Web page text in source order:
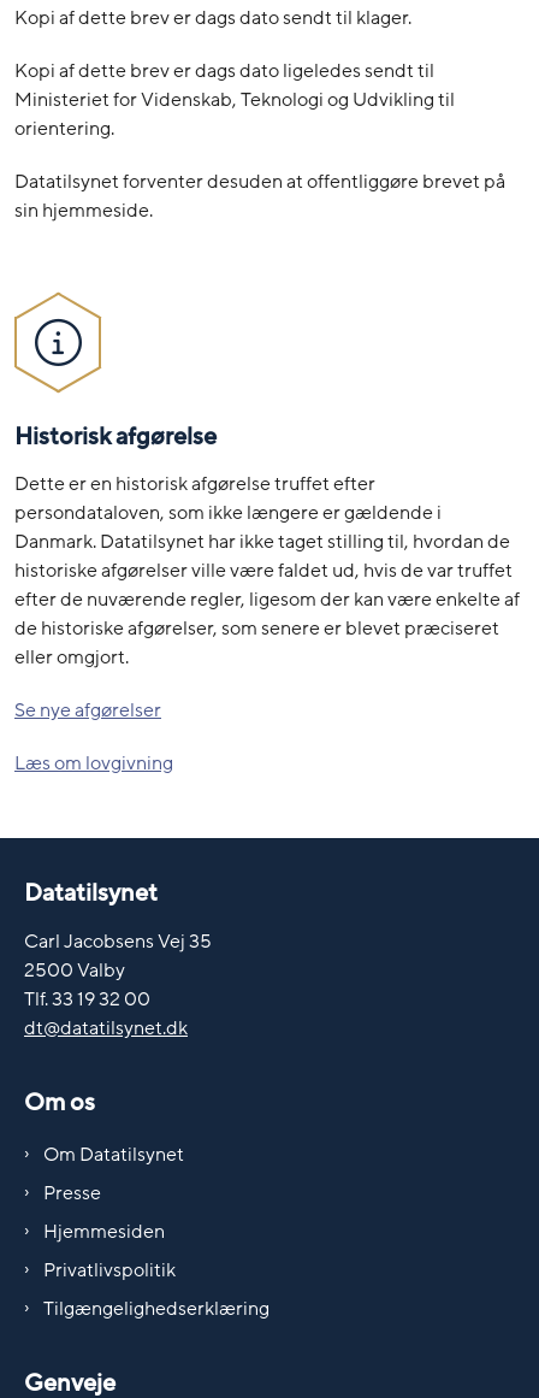
Kopi af dette brev er dags dato sendt til klager.
Kopi af dette brev er dags dato ligeledes sendt til
Ministeriet for Videnskab, Teknologi og Udvikling til
orientering.
Datatilsynet forventer desuden at offentliggøre brevet på
sin hjemmeside.
Historisk afgørelse
Dette er en historisk afgørelse truffet efter
persondataloven, som ikke længere er gældende i
Danmark. Datatilsynet har ikke taget stilling til, hvordan de
historiske afgørelser ville være faldet ud, hvis de var truffet
efter de nuværende regler, ligesom der kan være enkelte af
de historiske afgørelser, som senere er blevet præciseret
eller omgjort.
Se nye afgørelser
Læs om lovgivning
Datatilsynet
Carl Jacobsens Vej 35
2500 Valby
Tlf. 33 19 32 00
dt@datatilsynet.dk
Om os
Om Datatilsynet
Presse
Hjemmesiden
Privatlivspolitik
Tilgængelighedserklæring
Genveje